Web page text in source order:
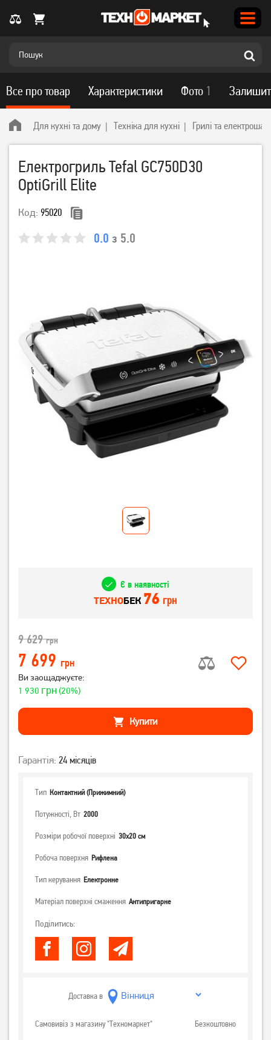
Для кухні та дому Техніка для кухні Грилі та
Електрогриль Tefal GC750D30
OptiGrill Elite
Код: 95020
0.0 з 5.0
Все про товар Характеристики Фото 1
Є в наявності
ТЕХНОБЕК 76 грн
9 629грн
7 699 грн
Ви заощаджуєте:
1 930 грн(20%)
Купити
Гарантія: 24 місяців
Тип Контактний (Прижимний)
Потужності, Вт 2000
Розміри робочої поверхні 30x20 см
Робоча поверхня Рифлена
Тип керування Електронне
Матеріал поверхні смаження Антипригарне
Поділитись:
Доставка в
Самовивіз з магазину "Техномаркет" Безкоштовно